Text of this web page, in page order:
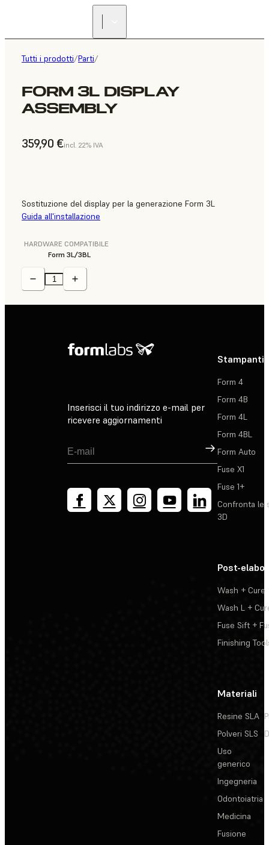
Tutti i prodotti/Parti/
FORM 3L DISPLAY
ASSEMBLY
359,90 €incl. 22% IVA
Sostituzione del display per la generazione Form 3L
Guida all'installazione
HARDWARE COMPATIBILE
Form 3L/3BL
Inserisci il tuo indirizzo e-mail per
ricevere aggiornamenti
Registrati
Stampanti
Form 4
Form 4B
Form 4L
Form 4BL
Form Auto
Fuse X1
Fuse 1+
Confronta le
3D
Post-
Wash + Cure
Wash L +
Fuse Sift +
Finishing
Materiali
Resine SLA
Polveri SLS
Uso
generico
Ingegneria
Odontoiatria
Medicina
Fusione